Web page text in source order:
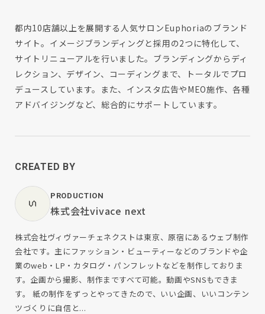
都内10店舗以上を展開する人気サロンEuphoriaのブランド
サイト。イメージブランディングと採用の2つに特化して、
サイトリニューアルを行いました。ブランディングからディ
レクション、デザイン、コーディングまで、トータルでプロ
デュースしています。また、インスタ広告やMEO施作、各種
アドバイジングなど、総合的にサポートしています。
CREATED BY
PRODUCTION
株式会社vivace next
株式会社ヴィヴァーチェネクストは東京、原宿にあるウェブ制作
会社です。主にファッション・ビューティーなどのブランドや企
業のweb・LP・カタログ・パンフレットなどを制作しておりま
す。企画から撮影、制作まですべて可能。動画やSNSもできま
す。 紙の制作をずっとやってきたので、いい企画、いいコンテン
ツづくりに自信と...